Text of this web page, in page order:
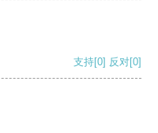
支持[0] 反对[0]